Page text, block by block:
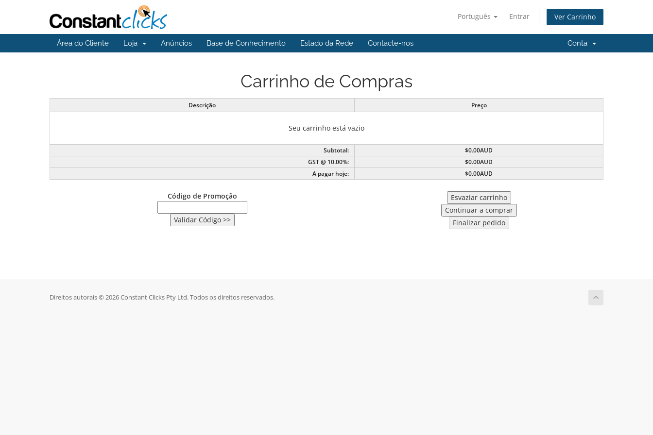
Português Entrar Ver Carrinho
Área do Cliente Loja Anúncios Base de Conhecimento Estado da Rede Contacte-nos Conta
Carrinho de Compras
Descrição Preço
Seu carrinho está vazio
Subtotal:
$0.00AUD
GST @ 10.00%:
$0.00AUD
A pagar hoje:
$0.00AUD
Código de Promoção
Direitos autorais © 2026 Constant Clicks Pty Ltd. Todos os direitos reservados.